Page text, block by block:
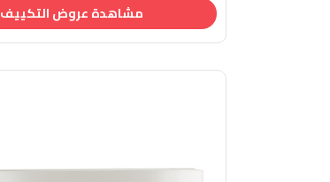
مشاهدة عروض التكييف